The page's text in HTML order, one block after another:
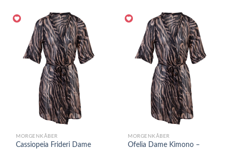
MORGENKÅBER
Cassiopeia Frideri Dame
MORGENKÅBER
Ofelia Dame Kimono –